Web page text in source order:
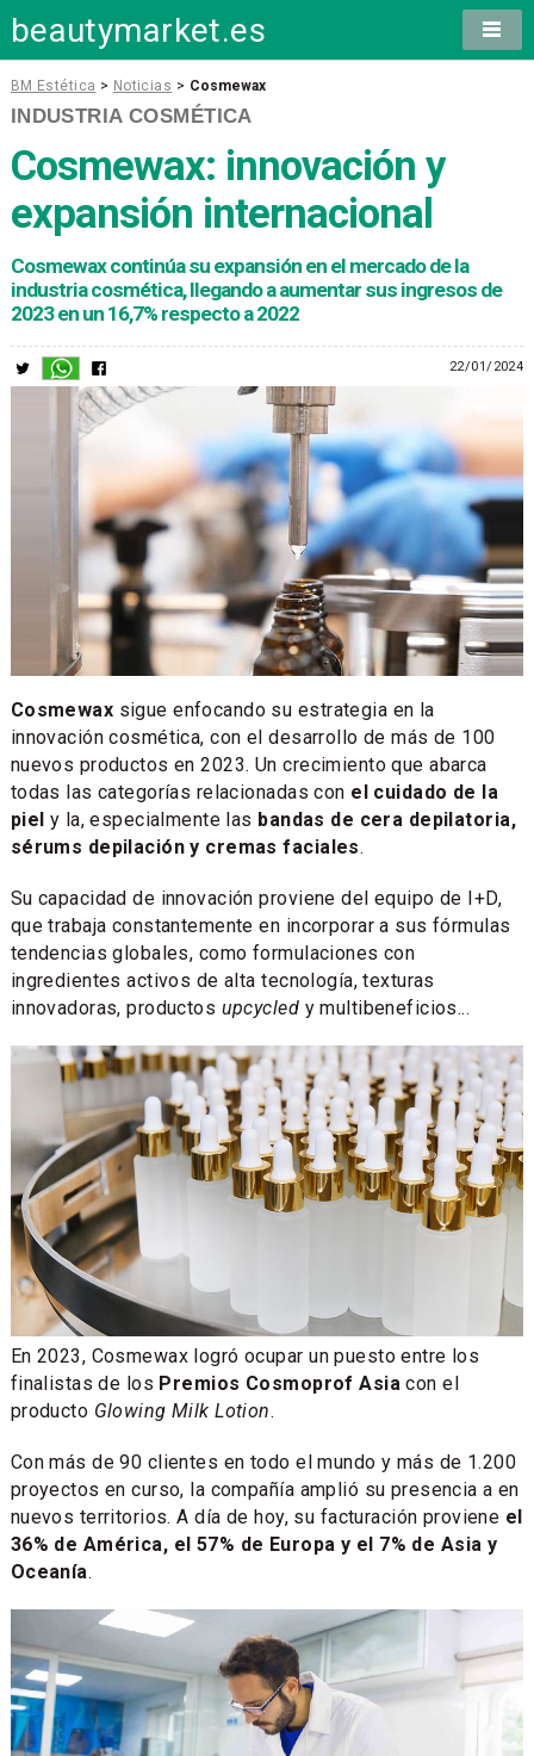
beautymarket.es
BM Estética > Noticias > Cosmewax
INDUSTRIA COSMÉTICA
Cosmewax: innovación y
expansión internacional
Cosmewax continúa su expansión en el mercado de la
industria cosmética, llegando a aumentar sus ingresos de
2023 en un 16,7% respecto a 2022
22/01/2024
Cosmewax sigue enfocando su estrategia en la
innovación cosmética, con el desarrollo de más de 100
nuevos productos en 2023. Un crecimiento que abarca
todas las categorías relacionadas con el cuidado de la
piel y la, especialmente las bandas de cera depilatoria,
sérums depilación y cremas faciales.
Su capacidad de innovación proviene del equipo de I+D,
que trabaja constantemente en incorporar a sus fórmulas
tendencias globales, como formulaciones con
ingredientes activos de alta tecnología, texturas
innovadoras, productos upcycled y multibeneficios...
En 2023, Cosmewax logró ocupar un puesto entre los
finalistas de los Premios Cosmoprof Asia con el
producto Glowing Milk Lotion.
Con más de 90 clientes en todo el mundo y más de 1.200
proyectos en curso, la compañía amplió su presencia a en
nuevos territorios. A día de hoy, su facturación proviene el
36% de América, el 57% de Europa y el 7% de Asia y
Oceanía.